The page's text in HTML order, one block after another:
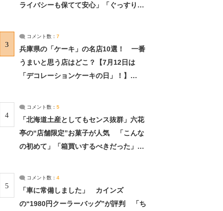
ライバシーも保てて安心」「ぐっすり眠
3
コメント数： 7
兵庫県の「ケーキ」の名店10選！ 一番
うまいと思う店はどこ？【7月12日は
「デコレーションケーキの日」！】
4
コメント数： 5
「北海道土産としてもセンス抜群」六花
亭の“店舗限定”お菓子が人気 「こんな
の初めて」「箱買いするべきだった」
5
コメント数： 4
「車に常備しました」 カインズ
の“1980円クーラーバッグ”が評判 「ち